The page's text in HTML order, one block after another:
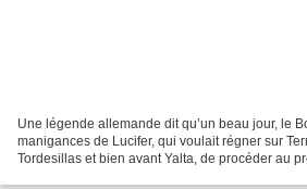
Une légende allemande dit qu’un beau jour, le
manigances de Lucifer, qui voulait régner sur
Tordesillas et bien avant Yalta, de procéder au